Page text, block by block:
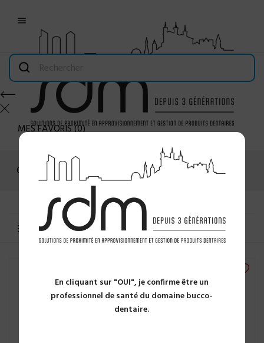
En cliquant sur "OUI", je confirme être un
professionnel de santé du domaine bucco-
dentaire.

MES FAVORIS(0)
Connexion
MENU